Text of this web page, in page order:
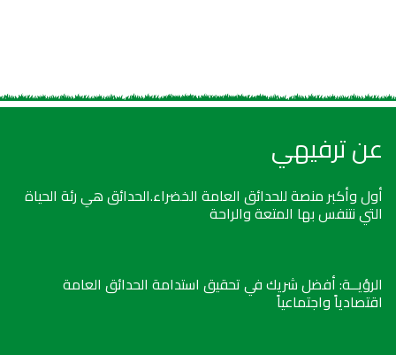
عن ترفيهي
أول وأكبر منصة للحدائق العامة الخضراء.الحدائق هي رئة الحياة
التي نتنفس بها المتعة والراحة
الرؤيــة: أفضل شريك في تحقيق استدامة الحدائق العامة
اقتصادياً واجتماعياً